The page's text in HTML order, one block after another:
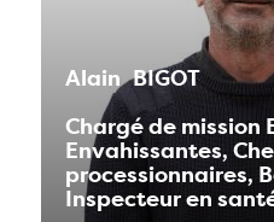
Alain BIGOT
Chargé de mission
Envahissantes,
processionnaires,
Inspecteur en